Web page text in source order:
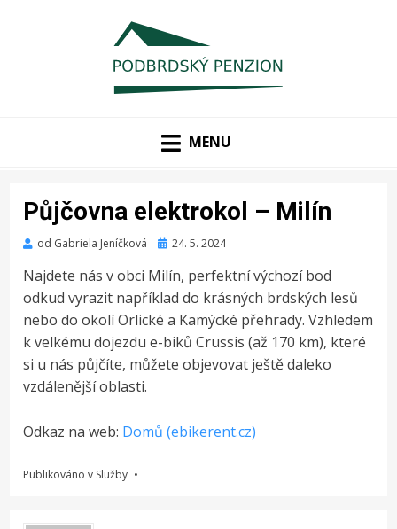
MENU
Půjčovna elektrokol – Milín
od Gabriela Jeníčková
Zveřejněno
24. 5. 2024
Najdete nás v obci Milín, perfektní výchozí bod
odkud vyrazit například do krásných brdských lesů
nebo do okolí Orlické a Kamýcké přehrady. Vzhledem
k velkému dojezdu e-biků Crussis (až 170 km), které
si u nás půjčíte, můžete objevovat ještě daleko
vzdálenější oblasti.
Odkaz na web: Domů (ebikerent.cz)
Publikováno v Služby